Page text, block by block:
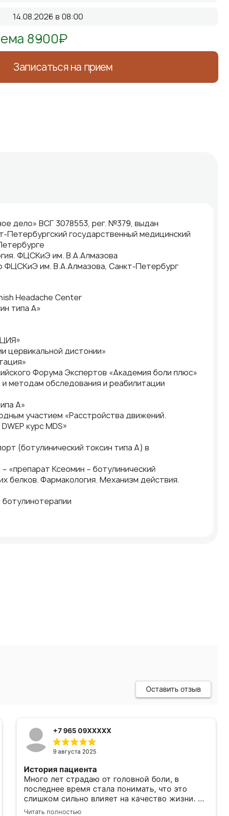
14.08.2026 в 08:00
8900₽
Записаться на прием
дело» ВСГ 3078553, рег. №379, выдан
государственный медицинский
ФЦСКиЭ им. В.А.Алмазова
ФЦСКиЭ им. В.А.Алмазова, Санкт-Петербург
Headache Center
типа А»
цервикальной дистонии»
Форума Экспертов «Академия боли плюс»
методам обследования и реабилитации
А»
участием «Расстройства движений.
курс MDS»
(ботулинический токсин типа А) в
«препарат Ксеомин – ботулинический
белков. Фармакология. Механизм действия.
ботулинотерапии
Оставить отзыв
+7 965 09XXXXX
9 августа 2025
История пациента
Много лет страдаю от головной боли, в
последнее время стала понимать, что это
слишком сильно влияет на качество жизни. По
совету другого невролога обратилась за
Читать полностью